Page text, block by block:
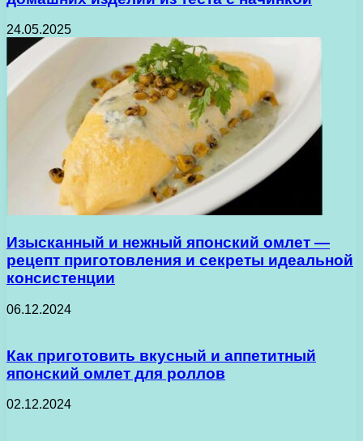
24.05.2025
Изысканный и нежный японский омлет —
рецепт приготовления и секреты идеальной
консистенции
06.12.2024
Как приготовить вкусный и аппетитный
японский омлет для роллов
02.12.2024